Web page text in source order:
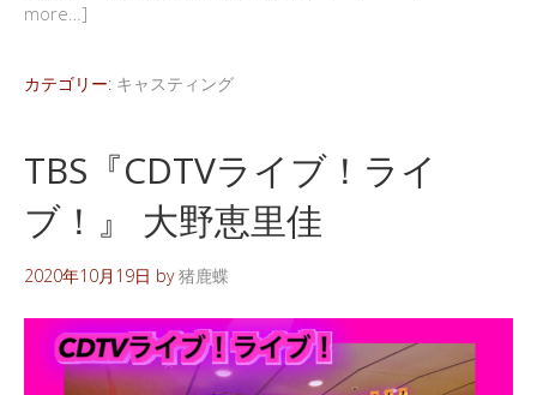
more…]
カテゴリー: キャスティング
TBS『CDTVライブ！ライ
ブ！』 大野恵里佳
2020年10月19日 by猪鹿蝶